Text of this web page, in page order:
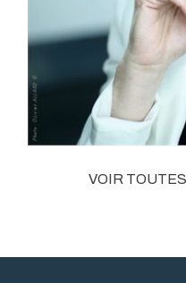
VOIR TOUTES